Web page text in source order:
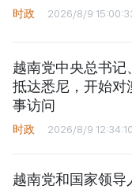
时政 2026/8/9
越南党中央总书记
抵达悉尼，开始对
事访问
时政 2026/8/9 12:34:10
越南党和国家领导